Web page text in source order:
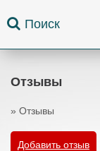
Поиск
Отзывы
Вы здесь
» Отзывы
Добавить отзыв